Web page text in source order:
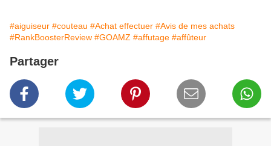
#aiguiseur #couteau #Achat effectuer #Avis de mes achats
#RankBoosterReview #GOAMZ #affutage #affûteur
Partager